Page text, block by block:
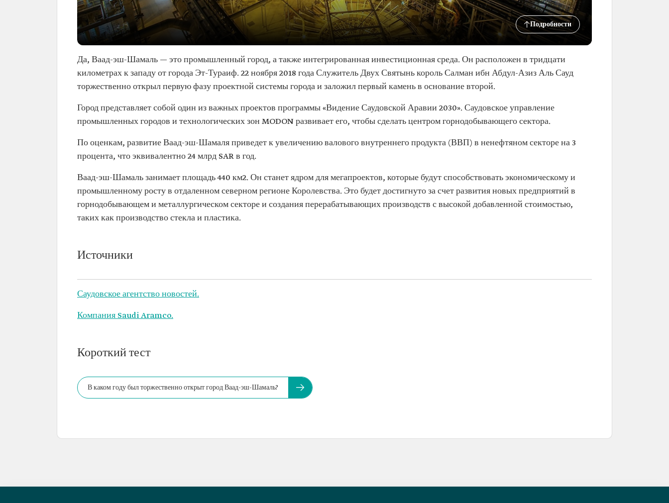
Подробности
Да, Ваад-эш-Шамаль — это промышленный город, а также интегрированная инвестиционная среда. Он расположен в тридцати
километрах к западу от города Эт-Тураиф. 22 ноября 2018 года Служитель Двух Святынь король Салман ибн Абдул-Азиз Аль Сауд
торжественно открыл первую фазу проектной системы города и заложил первый камень в основание второй.
Город представляет собой один из важных проектов программы «Видение Саудовской Аравии 2030». Саудовское управление
промышленных городов и технологических зон MODON развивает его, чтобы сделать центром горнодобывающего сектора.
По оценкам, развитие Ваад-эш-Шамаля приведет к увеличению валового внутреннего продукта (ВВП) в ненефтяном секторе на 3
процента, что эквивалентно 24 млрд SAR в год.
Ваад-эш-Шамаль занимает площадь 440 км2. Он станет ядром для мегапроектов, которые будут способствовать экономическому и
промышленному росту в отдаленном северном регионе Королевства. Это будет достигнуто за счет развития новых предприятий в
горнодобывающем и металлургическом секторе и создания перерабатывающих производств с высокой добавленной стоимостью,
таких как производство стекла и пластика.
Источники
Саудовское агентство новостей.
Компания Saudi Aramco.
Короткий тест
В каком году был торжественно открыт город Ваад-эш-Шамаль?